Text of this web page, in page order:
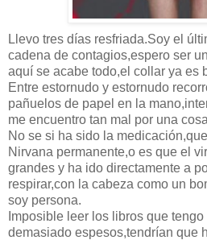
Llevo tres días resfriada.Soy el
cadena de contagios,espero ser
aquí se acabe todo,el collar ya es
Entre estornudo y estornudo
pañuelos de papel en la
me encuentro tan mal por una
No se si ha sido la
Nirvana permanente,o es que el
grandes y ha ido directamente a
respirar,con la cabeza como un
soy persona.
Imposible leer los libros que
demasiado espesos,tendrían que